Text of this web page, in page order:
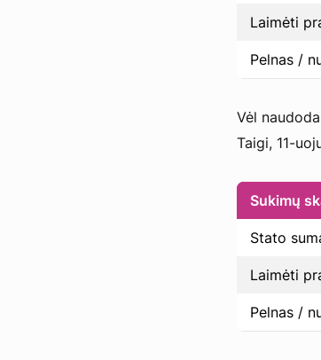
Laimėti
Pelnas /
Vėl
Taigi, 11-
Sukimų
Stato
Laimėti
Pelnas /